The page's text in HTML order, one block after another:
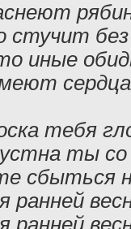
стучит без
иные
сердца
тебя
ты
сбыться